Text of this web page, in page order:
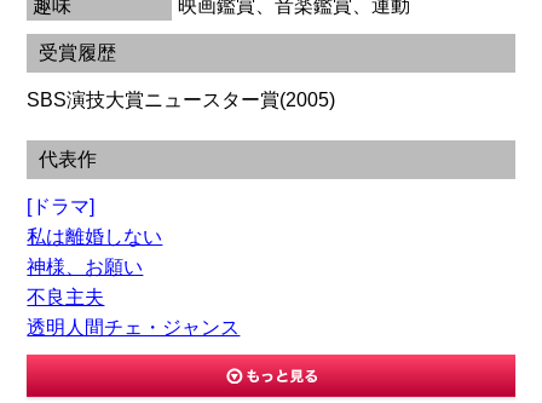
趣味
映画鑑賞、音楽鑑賞、運動
受賞履歴
SBS演技大賞ニュースター賞(2005)
代表作
[ドラマ]
私は離婚しない
神様、お願い
不良主夫
透明人間チェ・ジャンス